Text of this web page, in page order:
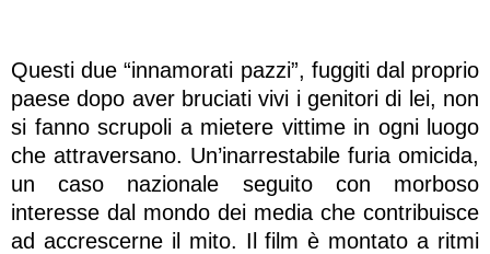
Questi due “innamorati pazzi”, fuggiti dal proprio
paese dopo aver bruciati vivi i genitori di lei, non
si fanno scrupoli a mietere vittime in ogni luogo
che attraversano. Un’inarrestabile furia omicida,
un caso nazionale seguito con morboso
interesse dal mondo dei media che contribuisce
ad accrescerne il mito. Il film è montato a ritmi